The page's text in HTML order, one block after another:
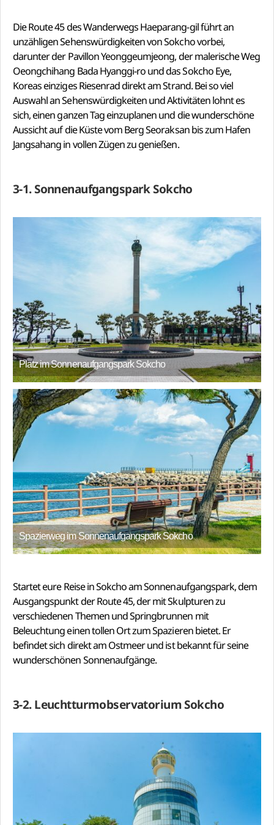
Die Route 45 des Wanderwegs Haeparang-gil führt an
unzähligen Sehenswürdigkeiten von Sokcho vorbei,
darunter der Pavillon Yeonggeumjeong, der malerische Weg
Oeongchihang Bada Hyanggi-ro und das Sokcho Eye,
Koreas einziges Riesenrad direkt am Strand. Bei so viel
Auswahl an Sehenswürdigkeiten und Aktivitäten lohnt es
sich, einen ganzen Tag einzuplanen und die wunderschöne
Aussicht auf die Küste vom Berg Seoraksan bis zum Hafen
Jangsahang in vollen Zügen zu genießen.
3-1. Sonnenaufgangspark Sokcho
Platz im Sonnenaufgangspark Sokcho
Spazierweg im Sonnenaufgangspark Sokcho
Startet eure Reise in Sokcho am Sonnenaufgangspark, dem
Ausgangspunkt der Route 45, der mit Skulpturen zu
verschiedenen Themen und Springbrunnen mit
Beleuchtung einen tollen Ort zum Spazieren bietet. Er
befindet sich direkt am Ostmeer und ist bekannt für seine
wunderschönen Sonnenaufgänge.
3-2. Leuchtturmobservatorium Sokcho